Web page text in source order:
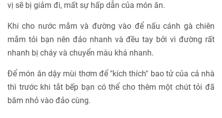
vị sẽ bị giảm đi, mất sự hấp dẫn của món ăn.
Khi cho nước mắm và đường vào để nấu cánh gà chiên
mắm tỏi bạn nên đảo nhanh và đều tay bởi vì đường rất
nhanh bị cháy và chuyển màu khá nhanh.
Để món ăn dậy mùi thơm để "kích thích" bao tử của cả nhà
thì trước khi tắt bếp bạn có thể cho thêm một chút tỏi đã
băm nhỏ vào đảo cùng.